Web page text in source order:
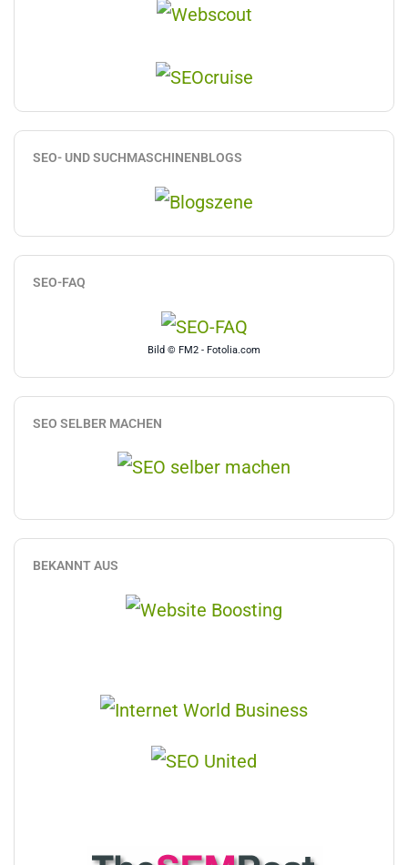
SEO- UND SUCHMASCHINENBLOGS
SEO-FAQ
Bild © FM2 - Fotolia.com
SEO SELBER MACHEN
BEKANNT AUS